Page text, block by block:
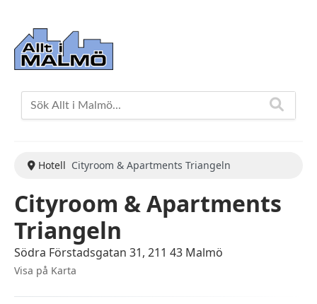
Hotell Cityroom & Apartments Triangeln
Cityroom & Apartments
Triangeln
Södra Förstadsgatan 31, 211 43 Malmö
Visa på Karta